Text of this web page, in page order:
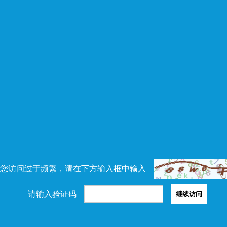
访问过于频繁，请在下方输入框中输入
请输入验证码 继续访问